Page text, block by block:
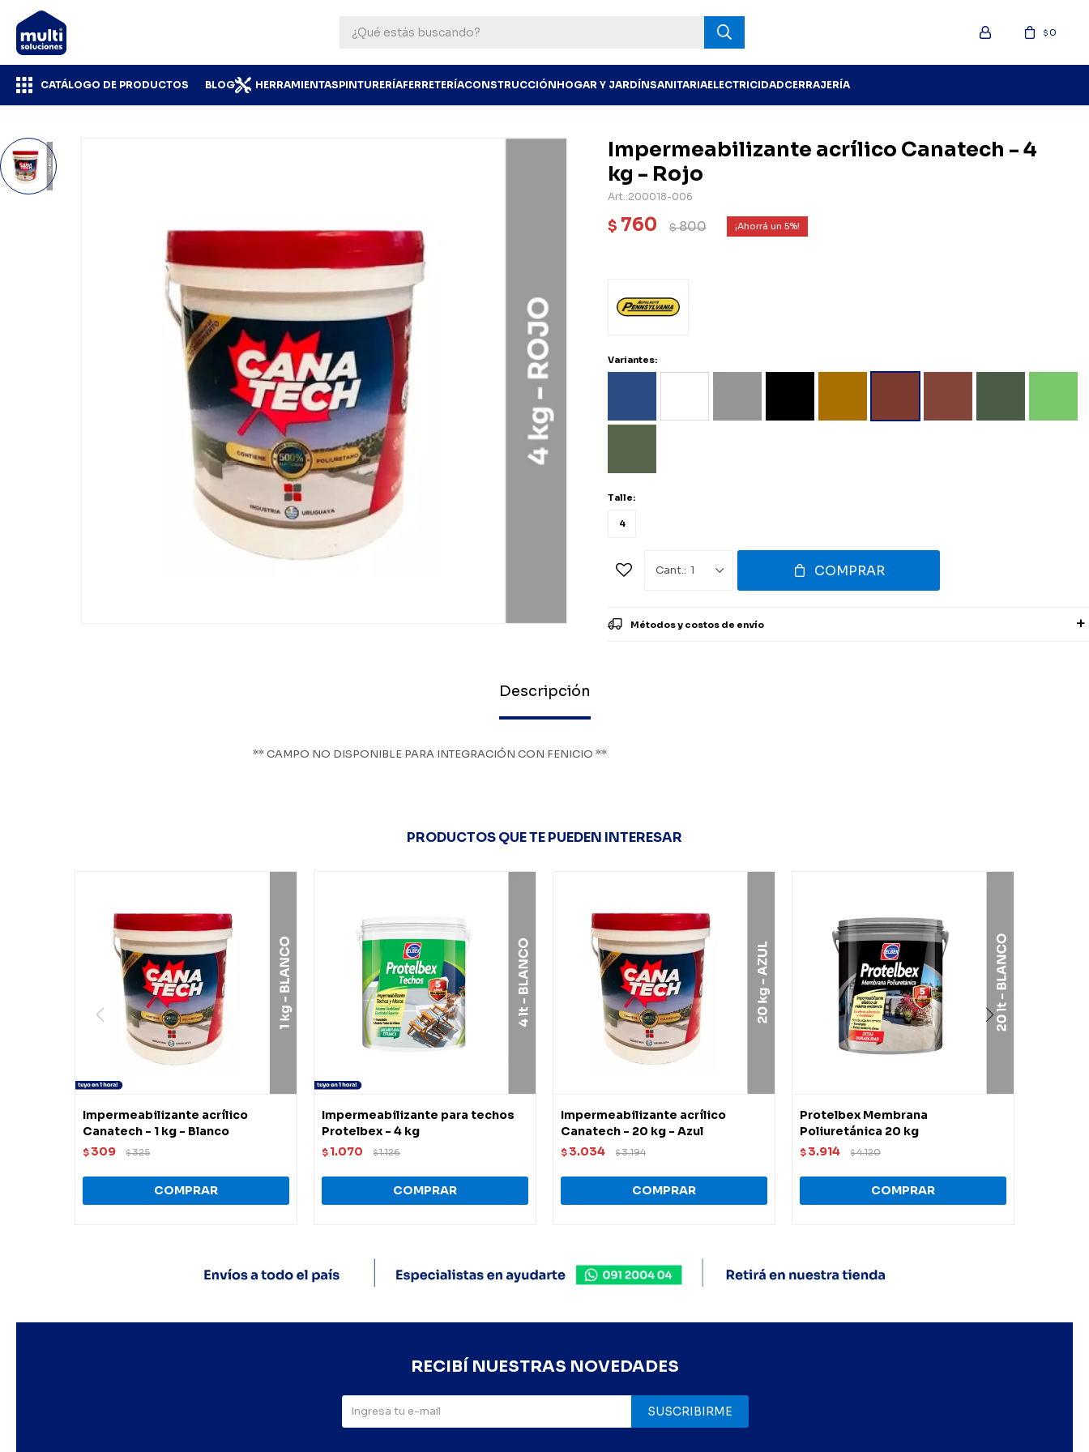
CATÁLOGO DE PRODUCTOS BLOG HERRAMIENTASPINTURERÍAFERRETERÍACONSTRUCCIÓNHOGAR Y JARDÍNSANITARIAELECTRICIDADCERRAJERÍA
$0
Impermeabilizante acrílico Canatech - 4
kg - Rojo
200018-006
$ 760 $800 5
Variantes:
Talle:
4
1 COMPRAR
Métodos y costos de envío
Descripción
** CAMPO NO DISPONIBLE PARA INTEGRACIÓN CON FENICIO **
PRODUCTOS QUE TE PUEDEN INTERESAR
Impermeabilizante acrílico
Canatech - 1 kg - Blanco
$ 309 $325
Impermeabilizante para techos
Protelbex - 4 kg
$ 1.070 $1.126
Impermeabilizante acrílico
Canatech - 20 kg - Azul
$ 3.034 $3.194
Protelbex Membrana
Poliuretánica 20 kg
$ 3.914 $4.120
RECIBÍ NUESTRAS NOVEDADES
SUSCRIBIRME